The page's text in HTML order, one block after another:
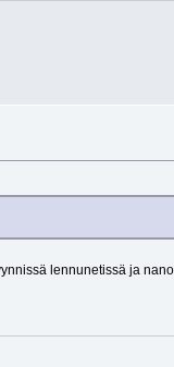
lennunetissä ja